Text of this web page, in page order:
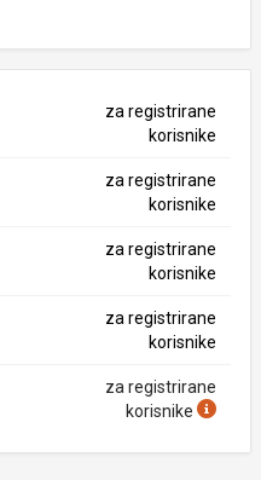
za registrirane
korisnike
za registrirane
korisnike
za registrirane
korisnike
za registrirane
korisnike
za registrirane
korisnike